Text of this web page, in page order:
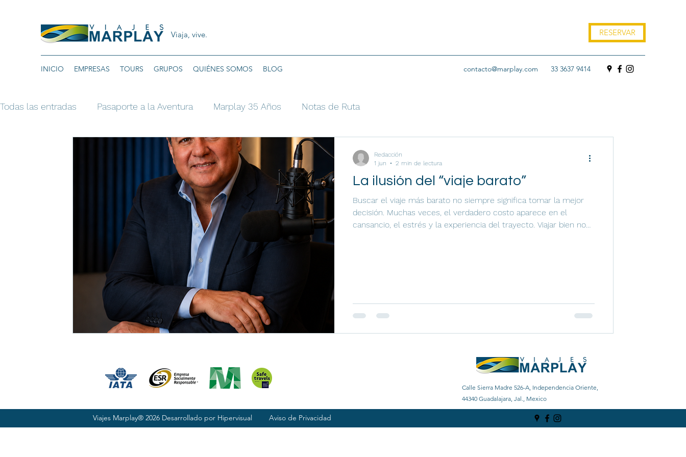
Viaja, vive. RESERVAR
INICIO EMPRESAS TOURS GRUPOS QUIÉNES SOMOS BLOG contacto@marplay.com 33 3637 9414
Todas las entradas Pasaporte a la Aventura Marplay 35 Años Notas de Ruta
La ilusión del “viaje barato”
Buscar el viaje más barato no siempre significa tomar la mejor
decisión. Muchas veces, el verdadero costo aparece en el
cansancio, el estrés y la experiencia del trayecto. Viajar bien no
Redacción
1 jun
2 min de lectura
Calle Sierra Madre 526-A, Independencia Oriente,
44340 Guadalajara, Jal., Mexico
Viajes Marplay® 2026 Desarrollado por Hipervisual Aviso de Privacidad